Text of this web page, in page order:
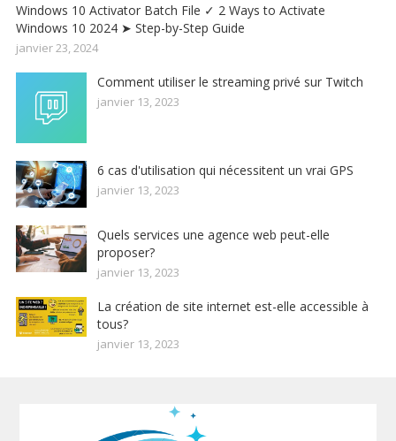
Windows 10 Activator Batch File ✓ 2 Ways to Activate
Windows 10 2024 ➤ Step-by-Step Guide
janvier 23, 2024
Comment utiliser le streaming privé sur Twitch
janvier 13, 2023
6 cas d'utilisation qui nécessitent un vrai GPS
janvier 13, 2023
Quels services une agence web peut-elle
proposer?
janvier 13, 2023
La création de site internet est-elle accessible à
tous?
janvier 13, 2023